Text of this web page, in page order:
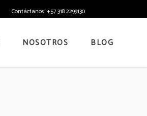
Contáctanos: +57 318 2299130
NOSOTROS BLOG